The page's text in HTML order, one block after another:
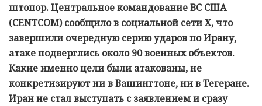
штопор. Центральное командование ВС США
(CENTCOM) сообщило в социальной сети Х, что
завершили очередную серию ударов по Ирану,
атаке подверглись около 90 военных объектов.
Какие именно цели были атакованы, не
конкретизируют ни в Вашингтоне, ни в Тегеране.
Иран не стал выступать с заявлением и сразу